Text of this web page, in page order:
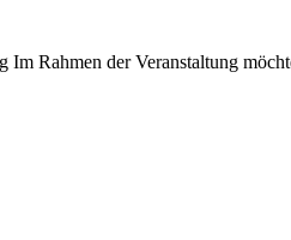
Rahmen der Veranstaltung